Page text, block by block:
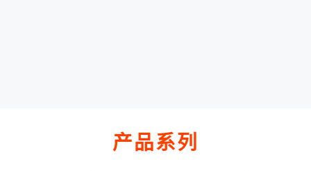
产品系列